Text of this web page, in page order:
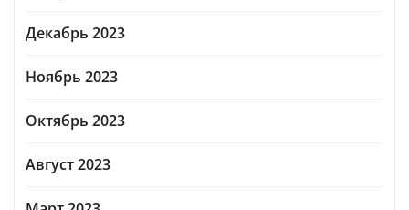
Декабрь 2023
Ноябрь 2023
Октябрь 2023
Август 2023